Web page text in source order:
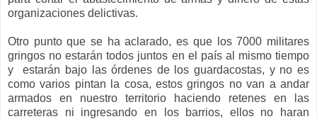
organizaciones delictivas.
Otro punto que se ha aclarado, es que los 7000 militares
gringos no estarán todos juntos en el país al mismo tiempo
y estarán bajo las órdenes de los guardacostas, y no es
como varios pintan la cosa, estos gringos no van a andar
armados en nuestro territorio haciendo retenes en las
carreteras ni ingresando en los barrios, ellos no haran